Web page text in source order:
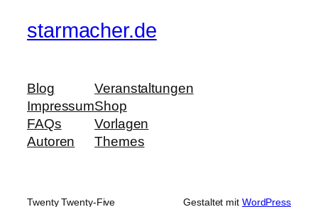
starmacher.de
Blog
Impressum
FAQs
Autoren
Veranstaltungen
Shop
Vorlagen
Themes
Twenty Twenty-Five Gestaltet mit WordPress